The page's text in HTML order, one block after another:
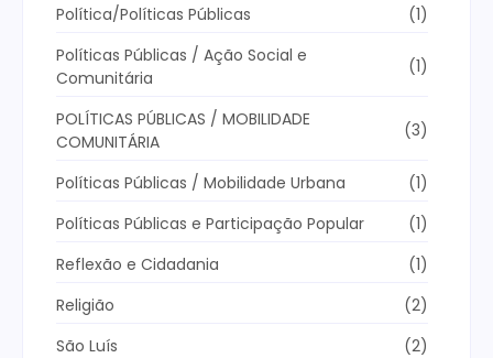
Política/Políticas Públicas
(1)
Políticas Públicas / Ação Social e
Comunitária
(1)
POLÍTICAS PÚBLICAS / MOBILIDADE
COMUNITÁRIA
(3)
Políticas Públicas / Mobilidade Urbana
(1)
Políticas Públicas e Participação Popular
(1)
Reflexão e Cidadania
(1)
Religião
(2)
São Luís
(2)